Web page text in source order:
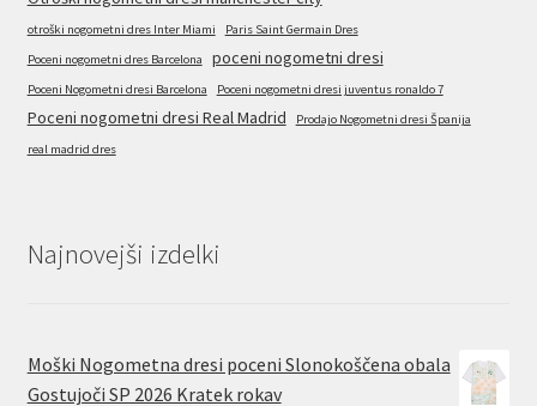
otroški nogometni dres Inter Miami
Paris Saint Germain Dres
Poceni nogometni dres Barcelona
poceni nogometni dresi
Poceni Nogometni dresi Barcelona Poceni nogometni dresi juventus ronaldo 7
Poceni nogometni dresi Real Madrid
Prodajo Nogometni dresi Španija
real madrid dres
Najnovejši izdelki
Moški Nogometna dresi poceni Slonokoščena obala
Gostujoči SP 2026 Kratek rokav